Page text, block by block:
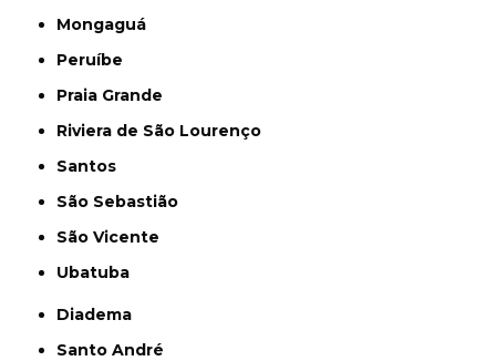
Mongaguá
Peruíbe
Praia Grande
Riviera de São Lourenço
Santos
São Sebastião
São Vicente
Ubatuba
Diadema
Santo André